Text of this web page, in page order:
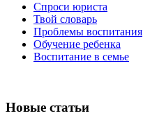
Спроси юриста
Твой словарь
Проблемы воспитания
Обучение ребенка
Воспитание в семье
Новые статьи